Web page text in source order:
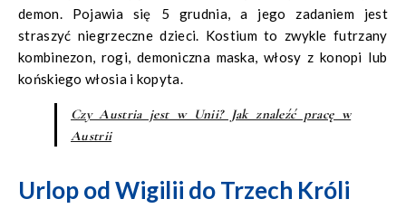
demon. Pojawia się 5 grudnia, a jego zadaniem jest
straszyć niegrzeczne dzieci. Kostium to zwykle futrzany
kombinezon, rogi, demoniczna maska, włosy z konopi lub
końskiego włosia ​​i kopyta.
Czy Austria jest w Unii? Jak znaleźć pracę w
Austrii
Urlop od Wigilii do Trzech Króli